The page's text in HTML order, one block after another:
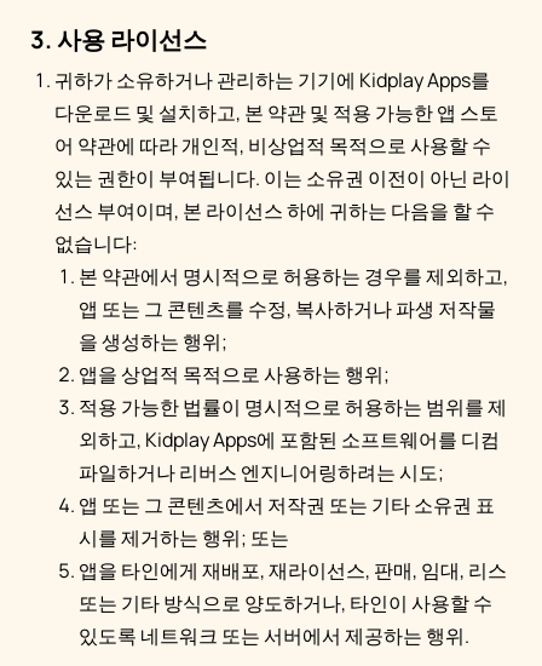
3. 사용 라이선스
귀하가 소유하거나 관리하는 기기에 Kidplay Apps를
다운로드 및 설치하고, 본 약관 및 적용 가능한 앱 스토
어 약관에 따라 개인적, 비상업적 목적으로 사용할 수
있는 권한이 부여됩니다. 이는 소유권 이전이 아닌 라이
선스 부여이며, 본 라이선스 하에 귀하는 다음을 할 수
없습니다:
본 약관에서 명시적으로 허용하는 경우를 제외하고,
앱 또는 그 콘텐츠를 수정, 복사하거나 파생 저작물
을 생성하는 행위;
앱을 상업적 목적으로 사용하는 행위;
적용 가능한 법률이 명시적으로 허용하는 범위를 제
외하고, Kidplay Apps에 포함된 소프트웨어를 디컴
파일하거나 리버스 엔지니어링하려는 시도;
앱 또는 그 콘텐츠에서 저작권 또는 기타 소유권 표
시를 제거하는 행위; 또는
앱을 타인에게 재배포, 재라이선스, 판매, 임대, 리스
또는 기타 방식으로 양도하거나, 타인이 사용할 수
있도록 네트워크 또는 서버에서 제공하는 행위.